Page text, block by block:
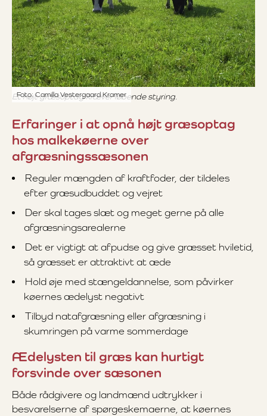
Foto: Camilla Vestergaard Kramer
Et højt græsoptag kræver løbende styring.
Erfaringer i at opnå højt græsoptag
hos malkekøerne over
afgræsningssæsonen
Reguler mængden af kraftfoder, der tildeles
efter græsudbuddet og vejret
Der skal tages slæt og meget gerne på alle
afgræsningsarealerne
Det er vigtigt at afpudse og give græsset hviletid,
så græsset er attraktivt at æde
Hold øje med stængeldannelse, som påvirker
køernes ædelyst negativt
Tilbyd natafgræsning eller afgræsning i
skumringen på varme sommerdage
Ædelysten til græs kan hurtigt
forsvinde over sæsonen
Både rådgivere og landmænd udtrykker i
besvarelserne af spørgeskemaerne, at køernes